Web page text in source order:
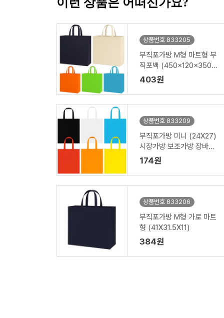
상품번호 833205
부직포가방 M형 마트형 부
직포백 (450x120x350m
m)
403원
상품번호 833209
부직포가방 미니 (24X27)
시장가방 보조가방 장바구
니 // 인쇄제작가능
174원
상품번호 833206
부직포가방 M형 가로 마트
형 (41X31.5X11)
384원